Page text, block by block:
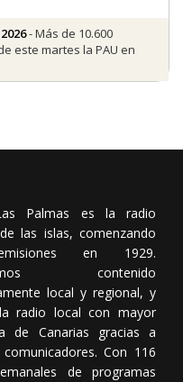
- Más de 10.600
este martes la PAU en
Palmas es la radio
las islas, comenzando
en 1929.
contenido
local y regional, y
radio local con mayor
de Canarias gracias a
comunicadores. Con 116
de programas